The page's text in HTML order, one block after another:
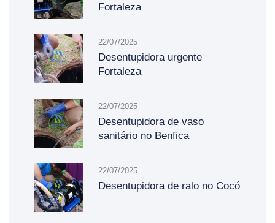
Fortaleza
22/07/2025
Desentupidora urgente
Fortaleza
22/07/2025
Desentupidora de vaso
sanitário no Benfica
22/07/2025
Desentupidora de ralo no Cocó